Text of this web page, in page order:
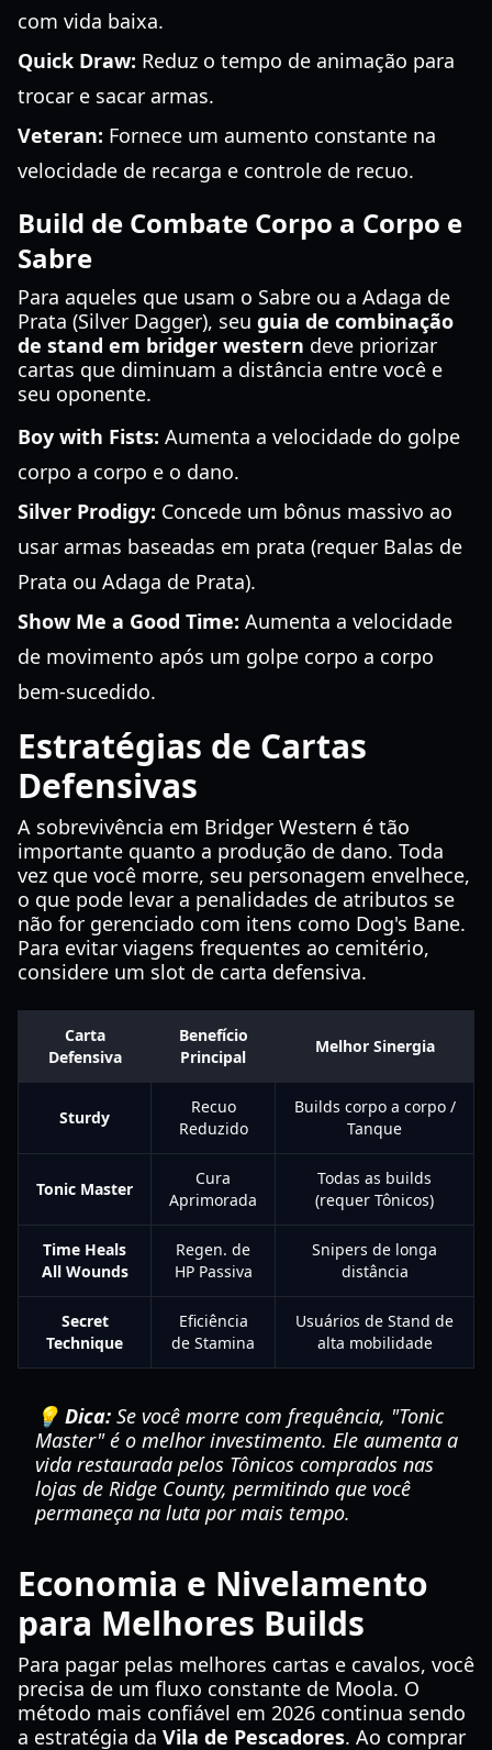
com vida baixa.
Quick Draw: Reduz o tempo de animação para
trocar e sacar armas.
Veteran: Fornece um aumento constante na
velocidade de recarga e controle de recuo.
Build de Combate Corpo a Corpo e
Sabre
Para aqueles que usam o Sabre ou a Adaga de
Prata (Silver Dagger), seu guia de combinação
de stand em bridger western deve priorizar
cartas que diminuam a distância entre você e
seu oponente.
Boy with Fists: Aumenta a velocidade do golpe
corpo a corpo e o dano.
Silver Prodigy: Concede um bônus massivo ao
usar armas baseadas em prata (requer Balas de
Prata ou Adaga de Prata).
Show Me a Good Time: Aumenta a velocidade
de movimento após um golpe corpo a corpo
bem-sucedido.
Estratégias de Cartas
Defensivas
A sobrevivência em Bridger Western é tão
importante quanto a produção de dano. Toda
vez que você morre, seu personagem envelhece,
o que pode levar a penalidades de atributos se
não for gerenciado com itens como Dog's Bane.
Para evitar viagens frequentes ao cemitério,
considere um slot de carta defensiva.
Carta
Defensiva
Benefício
Principal
Melhor Sinergia
Sturdy
Recuo
Reduzido
Builds corpo a corpo /
Tanque
Tonic Master
Cura
Aprimorada
Todas as builds
(requer Tônicos)
Time Heals
All Wounds
Regen. de
HP Passiva
Snipers de longa
distância
Secret
Technique
Eficiência
de Stamina
Usuários de Stand de
alta mobilidade
💡 Dica: Se você morre com frequência, "Tonic
Master" é o melhor investimento. Ele aumenta a
vida restaurada pelos Tônicos comprados nas
lojas de Ridge County, permitindo que você
permaneça na luta por mais tempo.
Economia e Nivelamento
para Melhores Builds
Para pagar pelas melhores cartas e cavalos, você
precisa de um fluxo constante de Moola. O
método mais confiável em 2026 continua sendo
a estratégia da Vila de Pescadores. Ao comprar